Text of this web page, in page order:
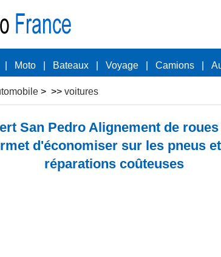
Moto Bateaux Voyage Camions
> >> voitures
San Pedro Alignement de
d'économiser sur les pneus
réparations coûteuses